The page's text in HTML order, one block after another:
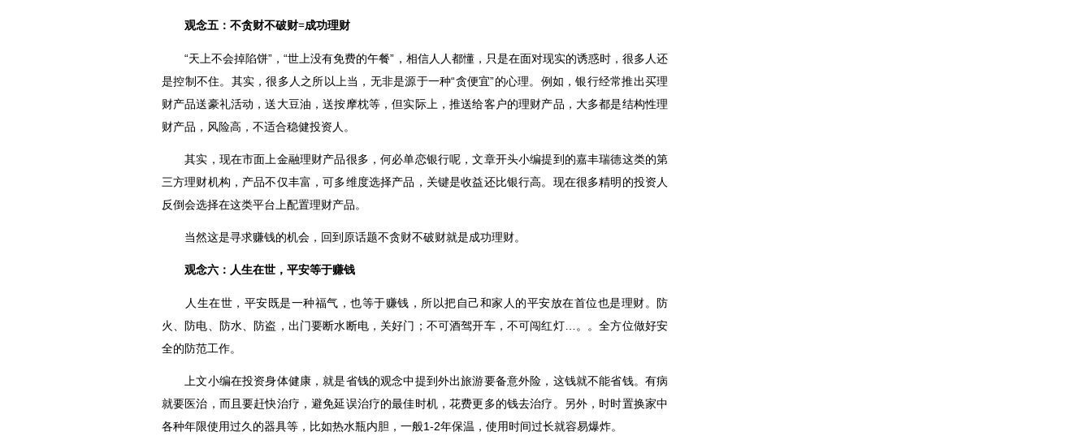
观念五：不贪财不破财=成功理财
“天上不会掉陷饼”，“世上没有免费的午餐”，相信人人都懂，只是在面对现实的诱惑时，很多人还
是控制不住。其实，很多人之所以上当，无非是源于一种“贪便宜”的心理。例如，银行经常推出买理
财产品送豪礼活动，送大豆油，送按摩枕等，但实际上，推送给客户的理财产品，大多都是结构性理
财产品，风险高，不适合稳健投资人。
其实，现在市面上金融理财产品很多，何必单恋银行呢，文章开头小编提到的嘉丰瑞德这类的第
三方理财机构，产品不仅丰富，可多维度选择产品，关键是收益还比银行高。现在很多精明的投资人
反倒会选择在这类平台上配置理财产品。
当然这是寻求赚钱的机会，回到原话题不贪财不破财就是成功理财。
观念六：人生在世，平安等于赚钱
人生在世，平安既是一种福气，也等于赚钱，所以把自己和家人的平安放在首位也是理财。防
火、防电、防水、防盗，出门要断水断电，关好门；不可酒驾开车，不可闯红灯…。。全方位做好安
全的防范工作。
上文小编在投资身体健康，就是省钱的观念中提到外出旅游要备意外险，这钱就不能省钱。有病
就要医治，而且要赶快治疗，避免延误治疗的最佳时机，花费更多的钱去治疗。另外，时时置换家中
各种年限使用过久的器具等，比如热水瓶内胆，一般1-2年保温，使用时间过长就容易爆炸。